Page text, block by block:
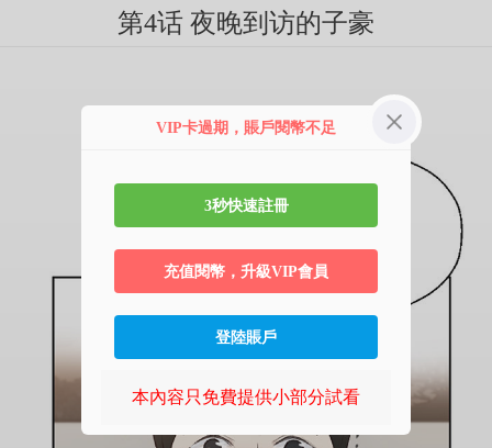
第4话 夜晚到访的子豪
VIP卡過期，賬戶閱幣不足
3秒快速註冊
充值閱幣，升級VIP會員
登陸賬戶
本內容只免費提供小部分試看